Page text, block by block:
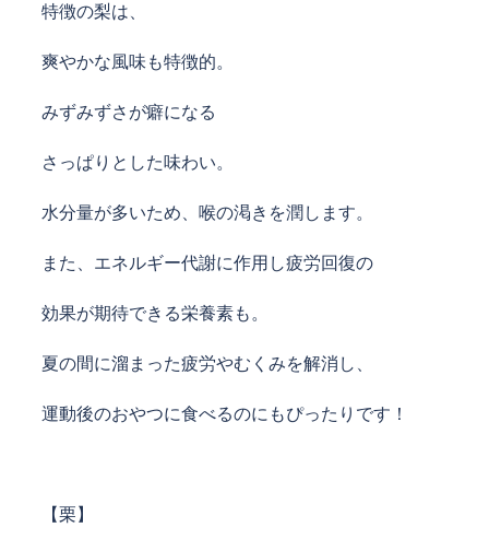
特徴の梨は、
爽やかな風味も特徴的。
みずみずさが癖になる
さっぱりとした味わい。
水分量が多いため、喉の渇きを潤します。
また、エネルギー代謝に作用し疲労回復の
効果が期待できる栄養素も。
夏の間に溜まった疲労やむくみを解消し、
運動後のおやつに食べるのにもぴったりです！
【栗】